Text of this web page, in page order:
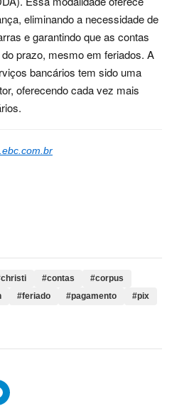
eliminando a necessidade de
e garantindo que as contas
prazo, mesmo em feriados. A
bancários tem sido uma
oferecendo cada vez mais
#contas
#corpus
#feriado #pagamento
#pix